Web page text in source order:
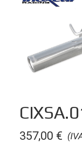
357,00 €